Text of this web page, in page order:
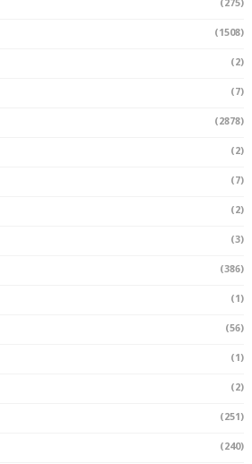
(275)
(1508)
(2)
(7)
(2878)
(2)
(7)
(2)
(3)
(386)
(1)
(56)
(1)
(2)
(251)
(240)